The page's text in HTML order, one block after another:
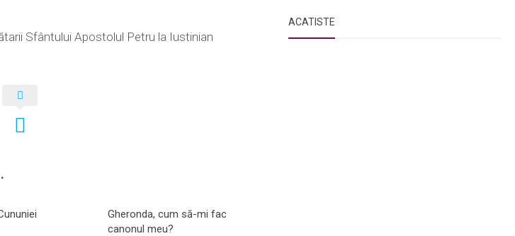
Sfântului Apostolul Petru la Iustinian
Gheronda, cum să-mi fac
canonul meu?
ACATISTE